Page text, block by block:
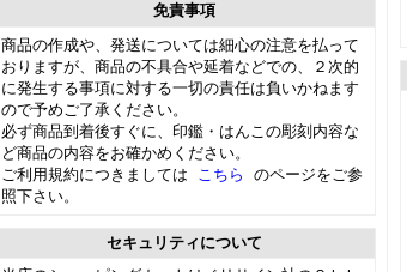
免責事項
商品の作成や、発送については細心の注意を払って
おりますが、商品の不具合や延着などでの、２次的
に発生する事項に対する一切の責任は負いかねます
ので予めご了承ください。
必ず商品到着後すぐに、印鑑・はんこの彫刻内容な
ど商品の内容をお確かめください。
ご利用規約につきましては こちら のページをご参
照下さい。
セキュリティについて